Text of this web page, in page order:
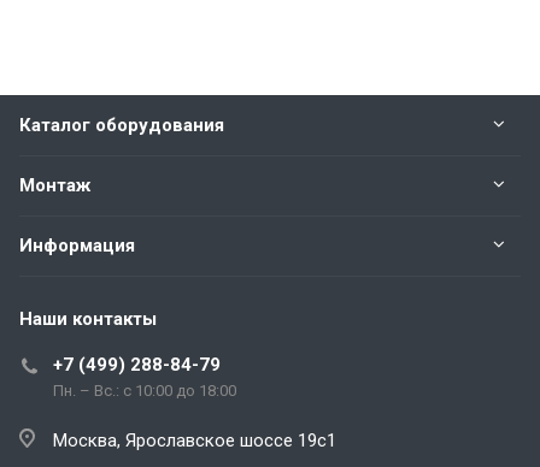
Каталог оборудования
Монтаж
Информация
Наши контакты
+7 (499) 288-84-79
Пн. – Вс.: с 10:00 до 18:00
Москва, Ярославское шоссе 19с1